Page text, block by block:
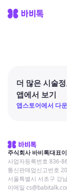
더 많은 시술
앱에서 보기
앱스토어에서 다
주식회사 바비톡대표
사업자등록번호 836-
통신판매업신고번호
서울특별시 서초구 강
이메일